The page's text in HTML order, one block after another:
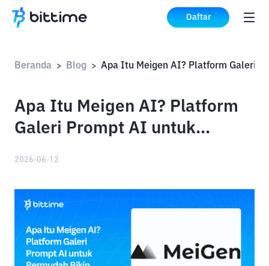
Daftar
Beranda > Blog >
Apa Itu Meigen AI? Platform
Galeri Prompt AI untuk
2026-06-12